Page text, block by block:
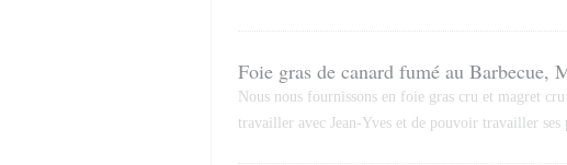
Foie gras de canard fumé au Barbecue,
Nous nous fournissons en foie gras cru et magret
travailler avec Jean-Yves et de pouvoir travailler ses